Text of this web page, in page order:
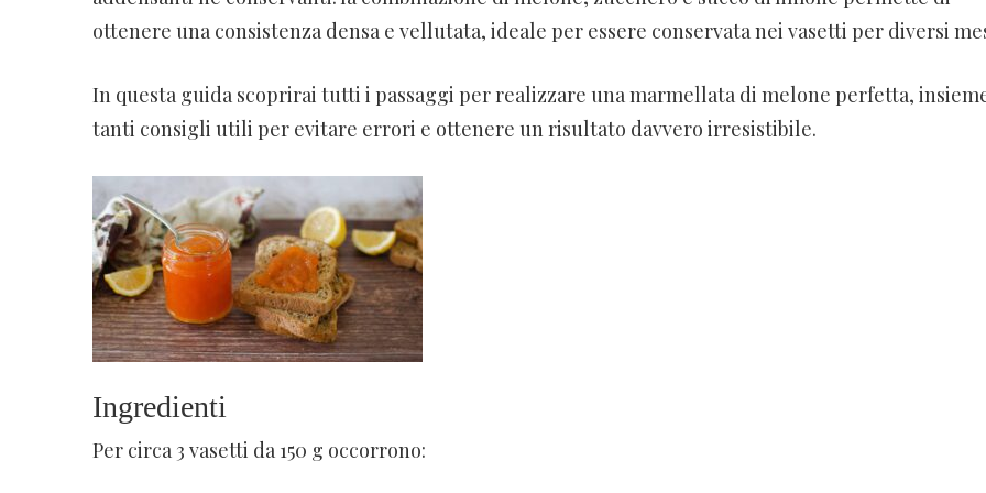
ottenere una consistenza densa e vellutata, ideale per essere conservata nei vasetti per diversi
In questa guida scoprirai tutti i passaggi per realizzare una marmellata di melone perfetta,
tanti consigli utili per evitare errori e ottenere un risultato davvero irresistibile.
Ingredienti
Per circa 3 vasetti da 150 g occorrono: